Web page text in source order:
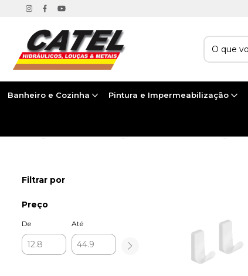
Banheiro e Cozinha Pintura e Impermeabilização
Filtrar por
Preço
De Até